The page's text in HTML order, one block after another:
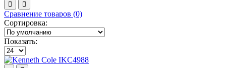
Сравнение товаров (0)
Сортировка:
Показать: